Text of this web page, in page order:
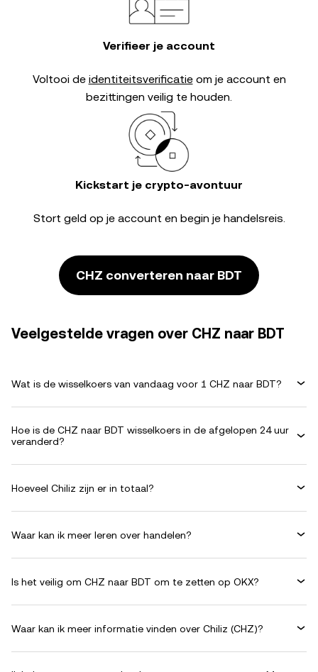
Verifieer je account
Voltooi de identiteitsverificatieom je account en
bezittingen veilig te houden.
Kickstart je crypto-avontuur
Stort geld op je account en begin je handelsreis.
CHZ converteren naar BDT
Veelgestelde vragen over CHZ naar BDT
Wat is de wisselkoers van vandaag voor 1 CHZ naar BDT?
Hoe is de CHZ naar BDT wisselkoers in de afgelopen 24 uur
veranderd?
Hoeveel Chiliz zijn er in totaal?
Waar kan ik meer leren over handelen?
Is het veilig om CHZ naar BDT om te zetten op OKX?
Waar kan ik meer informatie vinden over Chiliz (CHZ)?